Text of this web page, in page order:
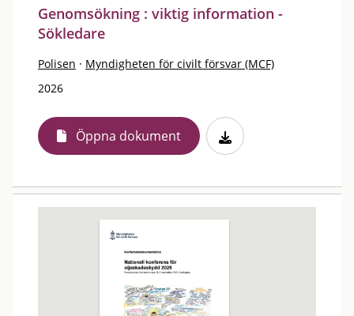
Genomsökning : viktig information -
Sökledare
Polisen · Myndigheten för civilt försvar (MCF)
2026
Öppna dokument